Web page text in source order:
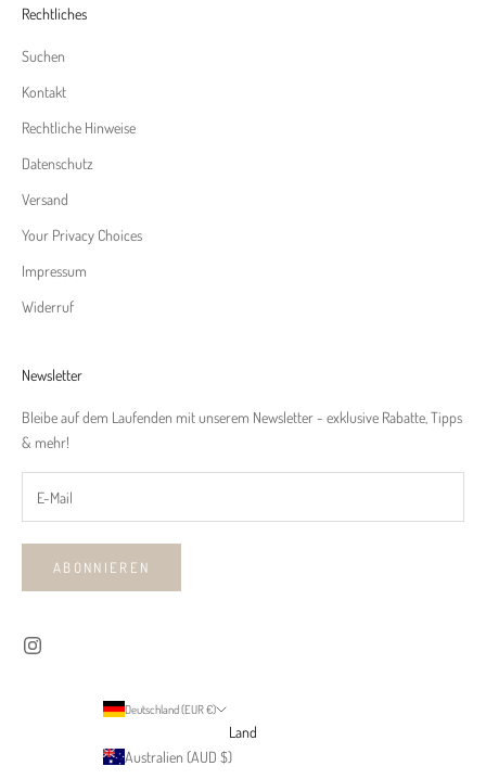
Rechtliches
Suchen
Kontakt
Rechtliche Hinweise
Datenschutz
Versand
Your Privacy Choices
Impressum
Widerruf
Newsletter
Bleibe auf dem Laufenden mit unserem Newsletter - exklusive Rabatte, Tipps
& mehr!
ABONNIEREN
Deutschland (EUR €)
Land
Australien (AUD $)